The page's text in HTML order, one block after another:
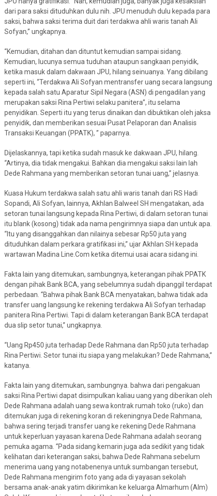
dari para saksi dituduhkan dulu nih. JPU menuduh dulu kepada para
saksi, bahwa saksi terima duit dari terdakwa ahli waris tanah Ali
Sofyan,” ungkapnya.
“Kemudian, ditahan dan dituntut kemudian sampai sidang.
Kemudian, lucunya semua tuduhan ataupun sangkaan penyidik,
ketika masuk dalam dakwaan JPU, hilang seinuanya. Yang dibilang
seperti ini, “Terdakwa Ali Sofyan mentransfer uang secara langsung
kepada salah satu Aparatur Sipil Negara (ASN) di pengadilan yang
merupakan saksi Rina Pertiwi selaku panitera”, itu selama
penyidikan. Seperti itu yang terus dinaikan dan dibuktikan oleh jaksa
penyidik, dan memberikan sesuai Pusat Pelaporan dan Analisis
Transaksi Keuangan (PPATK), ” paparnya.
Dijelaskannya, tapi ketika sudah masuk ke dakwaan JPU, hilang.
“Artinya, dia tidak mengakui. Bahkan dia mengakui saksi lain lah
Dede Rahmana yang memberikan setoran tunai uang,” jelasnya.
Kuasa Hukum terdakwa salah satu ahli waris tanah dari RS Hadi
Sopandi, Ali Sofyan, lainnya, Akhlan Balweel SH mengatakan, ada
setoran tunai langsung kepada Rina Pertiwi, di dalam setoran tunai
itu blank (kosong) tidak ada nama pengirimnya siapa dan untuk apa.
“Itu yang disanggahkan dan nilainya sebesar Rp50 juta yang
dituduhkan dalam perkara gratifikasi ini,” ujar Akhlan SH kepada
wartawan Madina Line.Com ketika ditemui usai acara sidang ini.
Fakta lain yang ditemukan, sambungnya, keterangan pihak PPATK
dengan pihak Bank BCA, yang sebelumnya sudah dipanggil terdapat
perbedaan. “Bahwa pihak Bank BCA menyatakan, bahwa tidak ada
transfer uang langsung ke rekening terdakwa Ali Sofyan terhadap
panitera Rina Pertiwi. Tapi di dalam keterangan Bank BCA terdapat
dua slip setor tunai,” ungkapnya.
“Uang Rp450 juta terhadap Dede Rahmana dan Rp50 juta terhadap
Rina Pertiwi. Setor tunai itu siapa yang melakukan? Dede Rahmana,”
katanya.
Fakta lain yang ditemukan, sambungnya. bahwa dari pengakuan
saksi Rina Pertiwi dapat disimpulkan kaliau uang yang diberikan oleh
Dede Rahmana adalah uang sewa kontrak rumah toko (ruko) dan
ditemukan juga di rekening koran di rekeningnya Dede Rahmana,
bahwa sering terjadi transfer uang ke rekening Dede Rahmana
untuk keperluan yayasan karena Dede Rahmana adalah seorang
pemuka agama. “Pada sidang kemarin juga ada sedikit yang tidak
kelihatan dari keterangan saksi, bahwa Dede Rahmana sebelum
menerima uang yang notabenenya untuk sumbangan tersebut,
Dede Rahmana mengirim foto yang ada di yayasan sekolah
bersama anak-anak yatim dikirimkan ke keluarga Almarhum (Alm)